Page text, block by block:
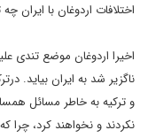
اختلافات اردوغان با ایران
اخیرا اردوغان موضع تندی
ناگزیر شد به ایران بیاید.
و ترکیه به خاطر مسائل
نکردند و نخواهند کرد، چرا